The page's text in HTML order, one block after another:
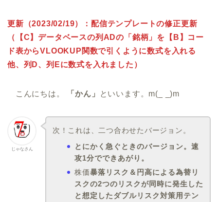
更新（2023/02/19）：配信テンプレートの修正更新
（【C】データベースの列ADの「銘柄」を【B】コー
ド表からVLOOKUP関数で引くように数式を入れる
他、列D、列Eに数式を入れました）
こんにちは。 「かん」 といいます。m(_ _)m
じゃなさん
次！これは、二つ合わせたバージョン。
とにかく急ぐときのバージョン。速
攻1分でできあがり。
株価暴落リスク＆円高による為替リ
スクの2つのリスクが同時に発生した
と想定したダブルリスク対策用テン